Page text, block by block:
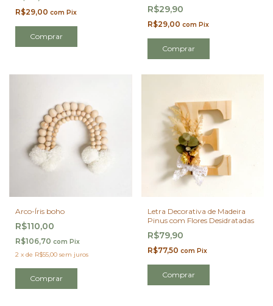
R$29,00 com Pix
Comprar
R$29,90
R$29,00 com Pix
Comprar
Arco-Íris boho
R$110,00
R$106,70 com Pix
2 x de R$55,00 sem juros
Letra Decorativa de Madeira
Pinus com Flores Desidratadas
R$79,90
R$77,50 com Pix